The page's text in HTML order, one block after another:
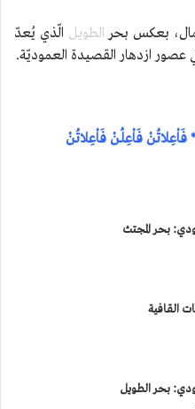
بعكس بحر الطويل الّذي يُعدّ
عصور ازدهار القصيدة العموديّة.
فَاْعِلُنْ فَاْعِلاتُنْ
بحر المجتث
القافية
بحر الطويل